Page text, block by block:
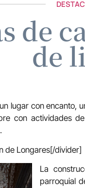
de
de
lugar con encanto,
con actividades
de Longares[/divider]
La
parroquial